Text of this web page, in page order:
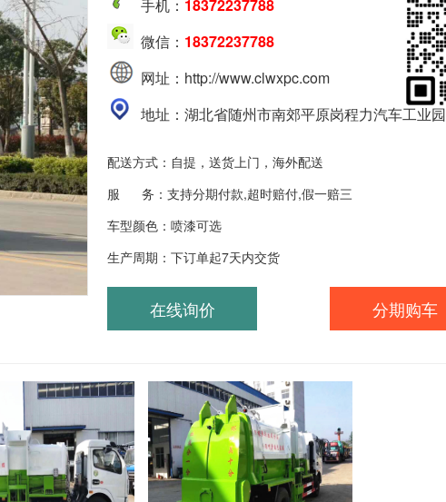
手机： 18372237788
微信： 18372237788
网址：http://www.clwxpc.com
地址：湖北省随州市南郊平原岗程力汽车工业园
配送方式：自提，送货上门，海外配送
服 务：支持分期付款,超时赔付,假一赔三
车型颜色：喷漆可选
生产周期：下订单起7天内交货
在线询价 分期购车